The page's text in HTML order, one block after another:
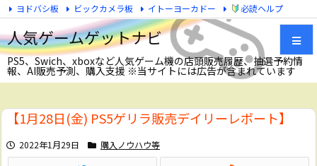
人気ゲームゲットナビ
PS5、Swich、xboxなど人気ゲーム機の店頭販売履歴、抽選予約情
報、AI販売予測、購入支援 ※当サイトには広告が含まれています
メニュ
前へ
ヨドバシ板 ビックカメラ板 イトーヨーカドー 必読ヘルプ
【1月28日(金) PS5ゲリラ販売デイリーレポート】
2022年1月29日 購入ノウハウ等